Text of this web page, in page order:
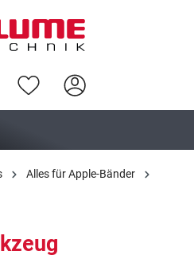
Alles für Apple-Bänder